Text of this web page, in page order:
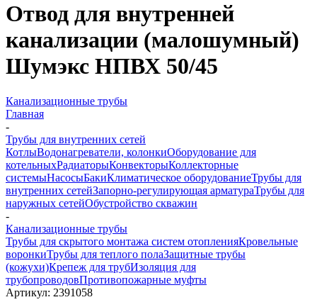
Отвод для внутренней
канализации (малошумный)
Шумэкс НПВХ 50/45
Канализационные трубы
Главная
-
Трубы для внутренних сетей
КотлыВодонагреватели, колонкиОборудование для
котельныхРадиаторыКонвекторыКоллекторные
системыНасосыБакиКлиматическое оборудованиеТрубы для
внутренних сетейЗапорно-регулирующая арматураТрубы для
наружных сетейОбустройство скважин
-
Канализационные трубы
Трубы для скрытого монтажа систем отопленияКровельные
воронкиТрубы для теплого полаЗащитные трубы
(кожухи)Крепеж для трубИзоляция для
трубопроводовПротивопожарные муфты
Артикул: 2391058